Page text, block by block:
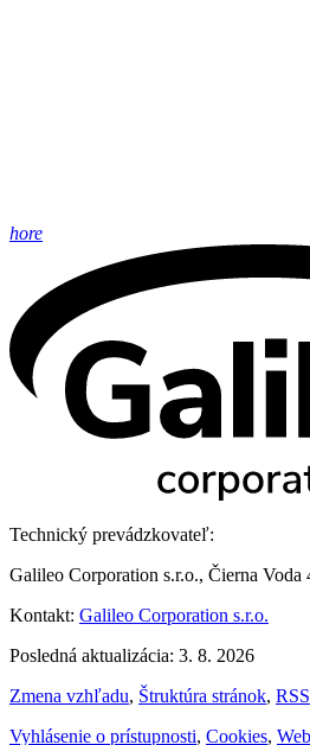
hore
Technický prevádzkovateľ:
Galileo Corporation s.r.o., Čierna Voda
Kontakt: Galileo Corporation s.r.o.
Posledná aktualizácia: 3. 8. 2026
Zmena vzhľadu, Štruktúra stránok, RSS
Vyhlásenie o prístupnosti, Cookies,